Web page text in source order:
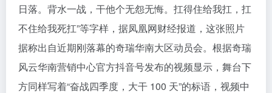
日落。背水一战，干他个无怨无悔。扛得住给我扛，扛
不住给我死扛”等字样，据凤凰网财经报道，这张照片
据称出自近期刚落幕的奇瑞华南大区动员会。根据奇瑞
风云华南营销中心官方抖音号发布的视频显示，舞台下
方同样写着“奋战四季度，大干 100 天”的标语，视频中